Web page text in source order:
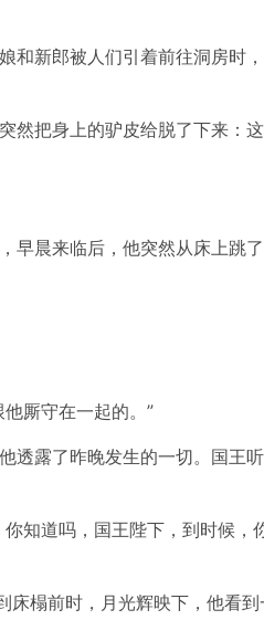
和新郎被人们引着前往洞房时
然把身上的驴皮给脱了下来：
早晨来临后，他突然从床上跳
厮守在一起的。”
露了昨晚发生的一切。国王
知道吗，国王陛下，到时候，
榻前时，月光辉映下，他看